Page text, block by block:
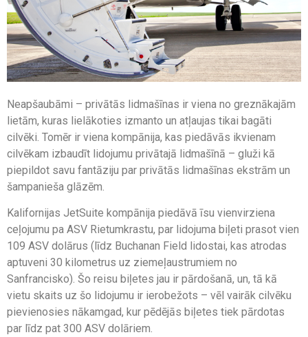
Neapšaubāmi – privātās lidmašīnas ir viena no greznākajām
lietām, kuras lielākoties izmanto un atļaujas tikai bagāti
cilvēki. Tomēr ir viena kompānija, kas piedāvās ikvienam
cilvēkam izbaudīt lidojumu privātajā lidmašīnā – gluži kā
piepildot savu fantāziju par privātās lidmašīnas ekstrām un
šampanieša glāzēm.
Kalifornijas JetSuite kompānija piedāvā īsu vienvirziena
ceļojumu pa ASV Rietumkrastu, par lidojuma biļeti prasot vien
109 ASV dolārus (līdz Buchanan Field lidostai, kas atrodas
aptuveni 30 kilometrus uz ziemeļaustrumiem no
Sanfrancisko). Šo reisu biļetes jau ir pārdošanā, un, tā kā
vietu skaits uz šo lidojumu ir ierobežots – vēl vairāk cilvēku
pievienosies nākamgad, kur pēdējās biļetes tiek pārdotas
par līdz pat 300 ASV dolāriem.